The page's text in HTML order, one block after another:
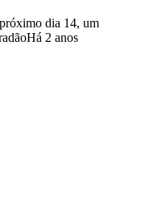
dia 14, um
Há 2 anos